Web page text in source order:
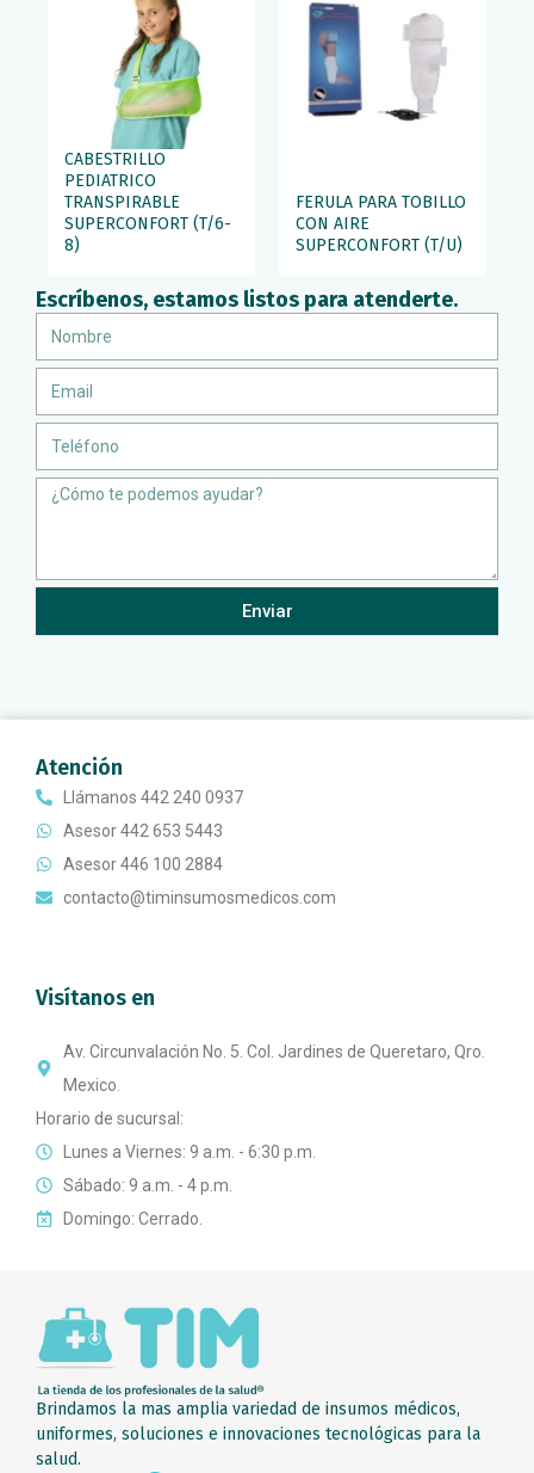
Escríbenos, estamos listos para atenderte.
Message
Enviar
CABESTRILLO
PEDIATRICO
TRANSPIRABLE
SUPERCONFORT (T/6-
8)
FERULA PARA TOBILLO
CON AIRE
SUPERCONFORT (T/U)
Atención
Llámanos 442 240 0937
Asesor 442 653 5443
Asesor 446 100 2884
contacto@timinsumosmedicos.com
Visítanos en
Av. Circunvalación No. 5. Col. Jardines de Queretaro, Qro.
Mexico.
Horario de sucursal:
Lunes a Viernes: 9 a.m. - 6:30 p.m.
Sábado: 9 a.m. - 4 p.m.
Domingo: Cerrado.
Brindamos la mas amplia variedad de insumos médicos,
uniformes, soluciones e innovaciones tecnológicas para la
salud.